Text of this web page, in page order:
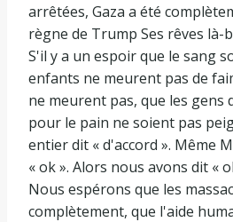
arrêtées, Gaza a été
règne de Trump Ses rêves là-
S'il y a un espoir que le sang
enfants ne meurent pas de
ne meurent pas, que les gens
pour le pain ne soient pas
entier dit « d'accord ». Même
« ok ». Alors nous avons dit «
Nous espérons que les
complètement, que l'aide